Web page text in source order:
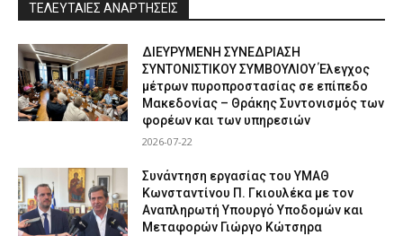
ΤΕΛΕΥΤΑΙΕΣ ΑΝΑΡΤΗΣΕΙΣ
ΔΙΕΥΡΥΜΕΝΗ ΣΥΝΕΔΡΙΑΣΗ
ΣΥΝΤΟΝΙΣΤΙΚΟΥ ΣΥΜΒΟΥΛΙΟΥ Έλεγχος
μέτρων πυροπροστασίας σε επίπεδο
Μακεδονίας – Θράκης Συντονισμός των
φορέων και των υπηρεσιών
2026-07-22
Συνάντηση εργασίας του ΥΜΑΘ
Κωνσταντίνου Π. Γκιουλέκα με τον
Αναπληρωτή Υπουργό Υποδομών και
Μεταφορών Γιώργο Κώτσηρα